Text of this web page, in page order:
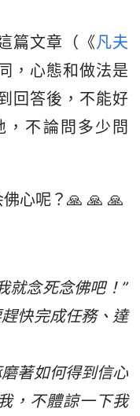
篇文章（《凡夫
，心態和做法是
回答後，不能好
不論問多少問
心呢？🙏 🙏 🙏
就念死念佛吧！”
快完成任務、達
著如何得到信心
，不體諒一下我